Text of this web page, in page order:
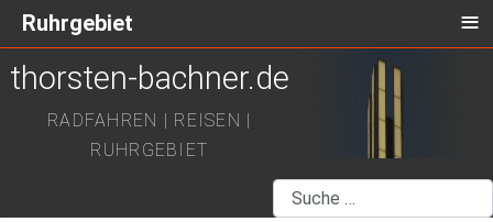
thorsten-bachner.de
RADFAHREN | REISEN |
RUHRGEBIET
Suchen
Ruhrgebiet ≡